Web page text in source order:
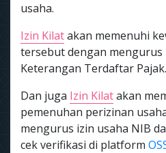
usaha.
Izin Kilatakan memenuhi
tersebut dengan mengurus
Keterangan Terdaftar Pajak.
Dan juga Izin Kilatakan
pemenuhan perizinan
mengurus izin usaha NIB
cek verifikasi di platform